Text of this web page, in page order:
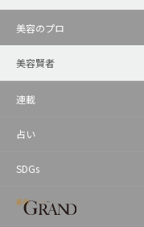
美容のプロ
美容賢者
連載
占い
SDGs